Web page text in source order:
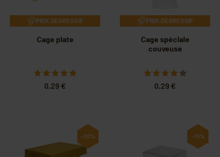
PRIX DEGRESSIF
Cage plate
0,29 €
PRIX DEGRESSIF
Cage spéciale
couveuse
0,29 €
-20% -10%